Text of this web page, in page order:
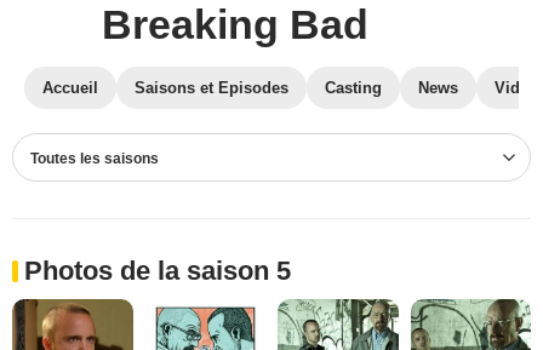
Breaking Bad
Accueil Saisons et Episodes Casting News
Toutes les saisons
Photos de la saison 5